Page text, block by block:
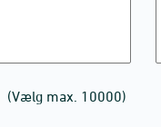
(Vælg max. 10000)